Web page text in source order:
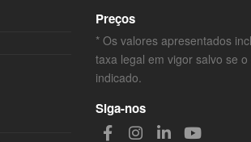
Preços
* Os valores apresentados
taxa legal em vigor salvo se
indicado.
Siga-nos